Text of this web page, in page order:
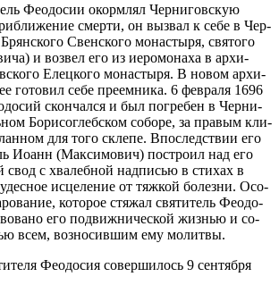
Фе­о­до­сии окорм­лял Чер­ни­гов­скую
смер­ти, он вы­звал к се­бе в Чер­
Свен­ско­го мо­на­сты­ря, свя­то­го
и воз­вел его из иеро­мо­на­ха в ар­хи­
Елец­ко­го мо­на­сты­ря. В но­вом ар­хи­
го­то­вил се­бе пре­ем­ни­ка. 6 фев­ра­ля 1696
скон­чал­ся и был по­гре­бен в Чер­ни­
Бо­ри­со­глеб­ском со­бо­ре, за пра­вым кли­
для то­го скле­пе. Впо­след­ствии его
Иоанн (Мак­си­мо­вич) по­стро­ил над его
с хва­леб­ной над­пи­сью в сти­хах в
ис­це­ле­ние от тяж­кой бо­лез­ни. Осо­
ко­то­рое стя­жал свя­ти­тель Фе­о­до­
его по­движ­ни­че­ской жиз­нью и со­
всем, воз­но­сив­шим ему мо­лит­вы.
Фе­о­до­сия со­вер­ши­лось 9 сен­тяб­ря